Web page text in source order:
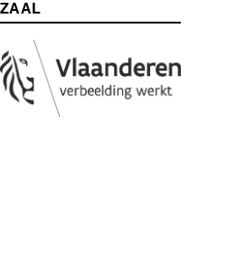
ZAAL
Media
Afbeelding